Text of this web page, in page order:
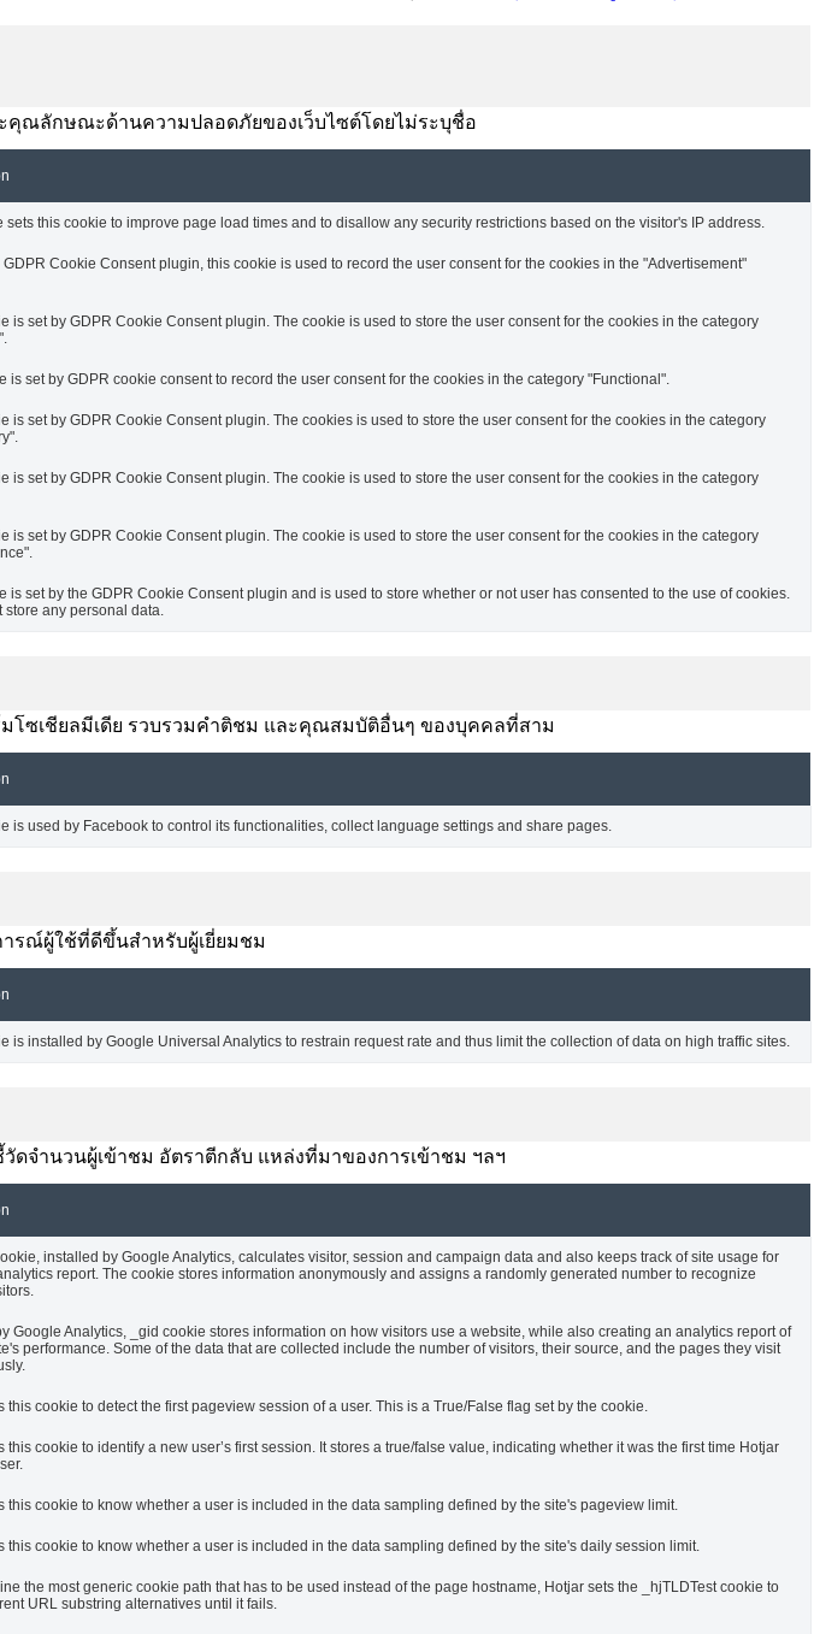
คุณลักษณะด้านความปลอดภัยของเว็บไซต์โดยไม่ระบุชื่อ
sets this cookie to improve page load times and to disallow any security restrictions based on the visitor's IP address.
GDPR Cookie Consent plugin, this cookie is used to record the user consent for the cookies in the "Advertisement"
is set by GDPR Cookie Consent plugin. The cookie is used to store the user consent for the cookies in the category
is set by GDPR cookie consent to record the user consent for the cookies in the category "Functional".
is set by GDPR Cookie Consent plugin. The cookies is used to store the user consent for the cookies in the category
is set by GDPR Cookie Consent plugin. The cookie is used to store the user consent for the cookies in the category
is set by GDPR Cookie Consent plugin. The cookie is used to store the user consent for the cookies in the category
is set by the GDPR Cookie Consent plugin and is used to store whether or not user has consented to the use of cookies.
store any personal data.
โซเชียลมีเดีย รวบรวมคำติชม และคุณสมบัติอื่นๆ ของบุคคลที่สาม
is used by Facebook to control its functionalities, collect language settings and share pages.
ารณ์ผู้ใช้ที่ดีขึ้นสำหรับผู้เยี่ยมชม
is installed by Google Universal Analytics to restrain request rate and thus limit the collection of data on high traffic sites.
ดจำนวนผู้เข้าชม อัตราตีกลับ แหล่งที่มาของการเข้าชม ฯลฯ
installed by Google Analytics, calculates visitor, session and campaign data and also keeps track of site usage for
report. The cookie stores information anonymously and assigns a randomly generated number to recognize
Google Analytics, _gid cookie stores information on how visitors use a website, while also creating an analytics report of
performance. Some of the data that are collected include the number of visitors, their source, and the pages they visit
this cookie to detect the first pageview session of a user. This is a True/False flag set by the cookie.
this cookie to identify a new user’s first session. It stores a true/false value, indicating whether it was the first time Hotjar
this cookie to know whether a user is included in the data sampling defined by the site's pageview limit.
this cookie to know whether a user is included in the data sampling defined by the site's daily session limit.
the most generic cookie path that has to be used instead of the page hostname, Hotjar sets the _hjTLDTest cookie to
URL substring alternatives until it fails.